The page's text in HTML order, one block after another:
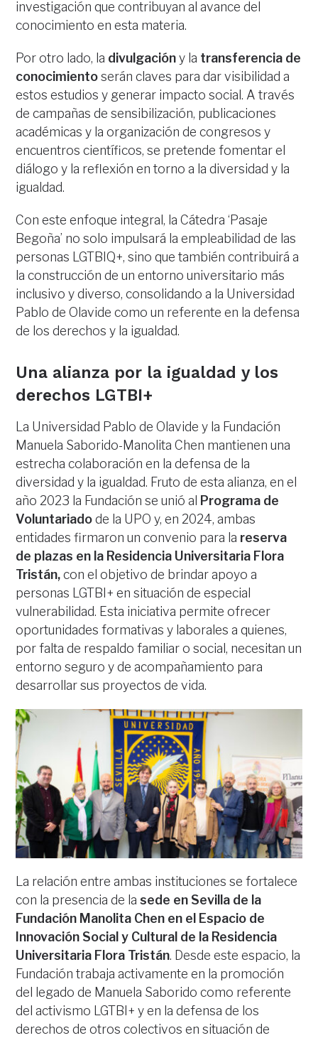
investigación que contribuyan al avance del
conocimiento en esta materia.
Por otro lado, la divulgacióny la transferencia de
conocimientoserán claves para dar visibilidad a
estos estudios y generar impacto social. A través
de campañas de sensibilización, publicaciones
académicas y la organización de congresos y
encuentros científicos, se pretende fomentar el
diálogo y la reflexión en torno a la diversidad y la
igualdad.
Con este enfoque integral, la Cátedra ‘Pasaje
Begoña’ no solo impulsará la empleabilidad de las
personas LGTBIQ+, sino que también contribuirá a
la construcción de un entorno universitario más
inclusivo y diverso, consolidando a la Universidad
Pablo de Olavide como un referente en la defensa
de los derechos y la igualdad.
Una alianza por la igualdad y los
derechos LGTBI+
La Universidad Pablo de Olavide y la Fundación
Manuela Saborido-Manolita Chen mantienen una
estrecha colaboración en la defensa de la
diversidad y la igualdad. Fruto de esta alianza, en el
año 2023 la Fundación se unió al Programa de
Voluntariadode la UPO y, en 2024, ambas
entidades firmaron un convenio para la reserva
de plazas en la Residencia Universitaria Flora
Tristán,con el objetivo de brindar apoyo a
personas LGTBI+ en situación de especial
vulnerabilidad. Esta iniciativa permite ofrecer
oportunidades formativas y laborales a quienes,
por falta de respaldo familiar o social, necesitan un
entorno seguro y de acompañamiento para
desarrollar sus proyectos de vida.
La relación entre ambas instituciones se fortalece
con la presencia de lasede en Sevilla de la
Fundación Manolita Chen en el Espacio de
Innovación Social y Cultural de la Residencia
Universitaria Flora Tristán. Desde este espacio, la
Fundación trabaja activamente en la promoción
del legado de Manuela Saborido como referente
del activismo LGTBI+ y en la defensa de los
derechos de otros colectivos en situación de